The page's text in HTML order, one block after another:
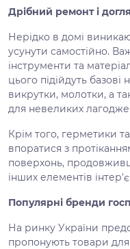
Дрібний ремонт і
Нерідко в домі
усунути самостійно.
інструменти та
цього підійдуть базові
викрутки, молотки, а
для невеликих
Крім того, герметики
впоратися з
поверхонь,
інших елементів
Популярні бренди
На ринку України
пропонують товари